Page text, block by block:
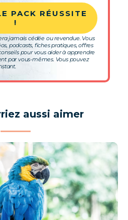
PACK RÉUSSITE
!
jamais cédée ou revendue. Vous
podcasts, fiches pratiques, offres
pour vous aider à apprendre
par vous-mêmes. Vous pouvez
aussi aimer